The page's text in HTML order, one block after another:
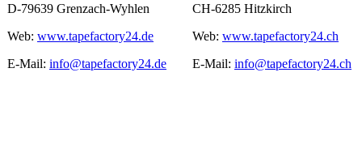
D-79639 Grenzach-Wyhlen
Web: www.tapefactory24.de
E-Mail: info@tapefactory24.de
CH-6285 Hitzkirch
Web: www.tapefactory24.ch
E-Mail: info@tapefactory24.ch